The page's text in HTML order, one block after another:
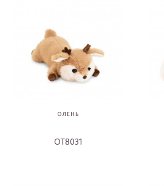
ОЛЕНЬ
OT8031